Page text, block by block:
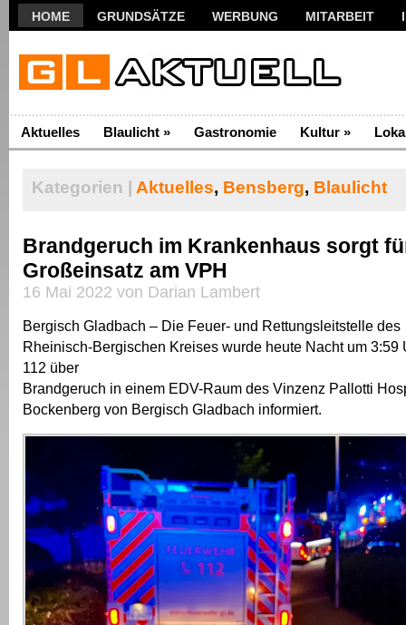
HOME GRUNDSÄTZE WERBUNG MITARBEIT
Aktuelles Blaulicht » Gastronomie Kultur »
Kategorien | Aktuelles, Bensberg, Blaulicht
Brandgeruch im Krankenhaus sorgt
Großeinsatz am VPH
16 Mai 2022 von Darian Lambert
Bergisch Gladbach – Die Feuer- und Rettungsleitstelle des
Rheinisch-Bergischen Kreises wurde heute Nacht um 3:59
112 über
Brandgeruch in einem EDV-Raum des Vinzenz Pallotti
Bockenberg von Bergisch Gladbach informiert.